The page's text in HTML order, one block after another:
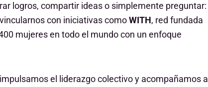
logros, compartir ideas o simplemente preguntar:
con iniciativas comoWITH, red fundada
mujeres en todo el mundo con un enfoque
el liderazgo colectivo y acompañamos a